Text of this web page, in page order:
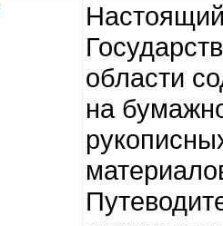
области
на